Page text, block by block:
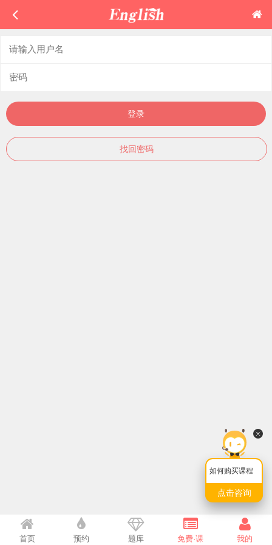
登录
找回密码
如何购买课程
点击咨询
首页 预约 题库 免费·课 我的